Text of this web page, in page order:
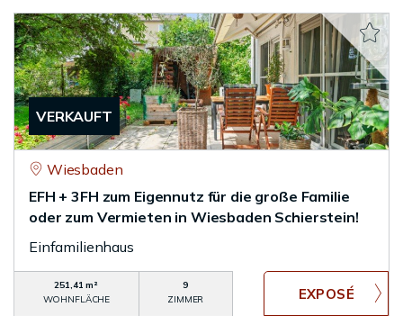
VERKAUFT
Wiesbaden
EFH + 3FH zum Eigennutz für die große Familie
oder zum Vermieten in Wiesbaden Schierstein!
Einfamilienhaus
251,41 m²
WOHNFLÄCHE
9
ZIMMER